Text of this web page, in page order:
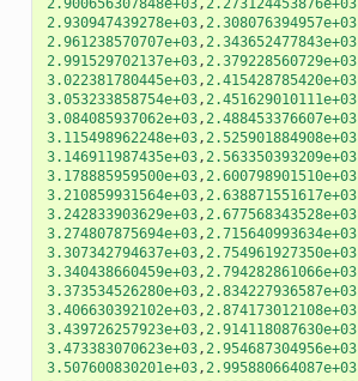
2.900656307848e+03,2.273124453876e+03
2.930947439278e+03,2.308076394957e+03
2.961238570707e+03,2.343652477843e+03
2.991529702137e+03,2.379228560729e+03
3.022381780445e+03,2.415428785420e+03
3.053233858754e+03,2.451629010111e+03
3.084085937062e+03,2.488453376607e+03
3.115498962248e+03,2.525901884908e+03
3.146911987435e+03,2.563350393209e+03
3.178885959500e+03,2.600798901510e+03
3.210859931564e+03,2.638871551617e+03
3.242833903629e+03,2.677568343528e+03
3.274807875694e+03,2.715640993634e+03
3.307342794637e+03,2.754961927350e+03
3.340438660459e+03,2.794282861066e+03
3.373534526280e+03,2.834227936587e+03
3.406630392102e+03,2.874173012108e+03
3.439726257923e+03,2.914118087630e+03
3.473383070623e+03,2.954687304956e+03
3.507600830201e+03,2.995880664087e+03